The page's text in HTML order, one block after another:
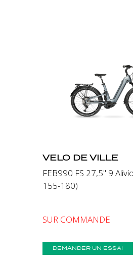
Précédent
VELO DE VILLE
FEB990 FS 27,5" 9
155-180)
SUR COMMANDE
DEMANDER UN ESSAI